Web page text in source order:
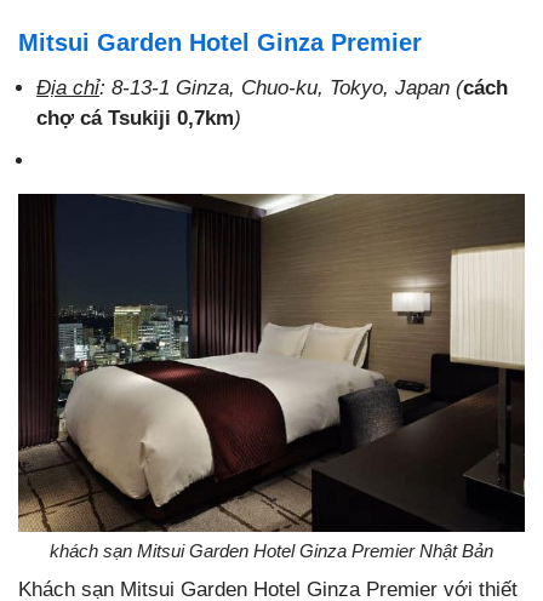
Mitsui Garden Hotel Ginza Premier
Địa chỉ: 8-13-1 Ginza, Chuo-ku, Tokyo, Japan (cách
chợ cá Tsukiji 0,7km)
khách sạn Mitsui Garden Hotel Ginza Premier Nhật Bản
Khách sạn Mitsui Garden Hotel Ginza Premier với thiết